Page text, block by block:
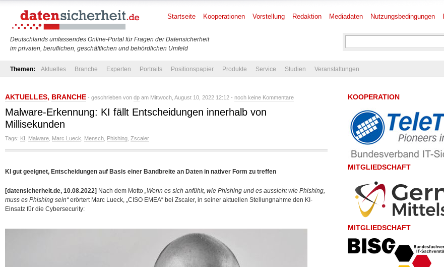
Deutschlands umfassendes Online-Portal für Fragen der Datensicherheit
im privaten, beruflichen, geschäftlichen und behördlichen Umfeld
Startseite Kooperationen Vorstellung Redaktion Mediadaten Nutzungsbedingungen
Themen: Aktuelles Branche Experten Portraits Positionspapier Produkte Service Studien Veranstaltungen
AKTUELLES, BRANCHE - geschrieben von dp am Mittwoch, August 10, 2022 12:12 - noch keine Kommentare
Malware-Erkennung: KI fällt Entscheidungen innerhalb von
Millisekunden
Tags: KI Malware Marc Lueck Mensch Phishing Zscaler
KI gut geeignet, Entscheidungen auf Basis einer Bandbreite an Daten in nativer Form zu treffen
[datensicherheit.de, 10.08.2022] Nach dem Motto „Wenn es sich anfühlt, wie Phishing und es aussieht wie Phishing,
muss es Phishing sein“erörtert Marc Lueck, „CISO EMEA“ bei Zscaler, in seiner aktuellen Stellungnahme den KI-
Einsatz für die Cybersecurity:
KOOPERATION
MITGLIEDSCHAFT
MITGLIEDSCHAFT